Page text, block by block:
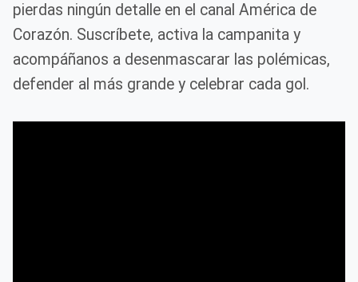
pierdas ningún detalle en el canal América de
Corazón. Suscríbete, activa la campanita y
acompáñanos a desenmascarar las polémicas,
defender al más grande y celebrar cada gol.